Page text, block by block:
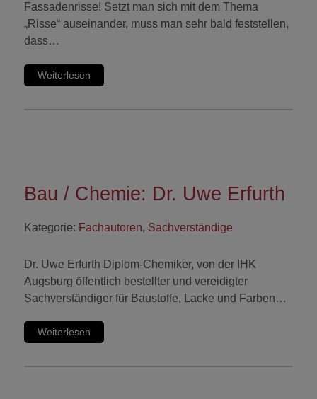
Fassadenrisse! Setzt man sich mit dem Thema
„Risse“ auseinander, muss man sehr bald feststellen,
dass…
Weiterlesen
Bau / Chemie: Dr. Uwe Erfurth
Kategorie: Fachautoren, Sachverständige
Dr. Uwe Erfurth Diplom-Chemiker, von der IHK
Augsburg öffentlich bestellter und vereidigter
Sachverständiger für Baustoffe, Lacke und Farben…
Weiterlesen